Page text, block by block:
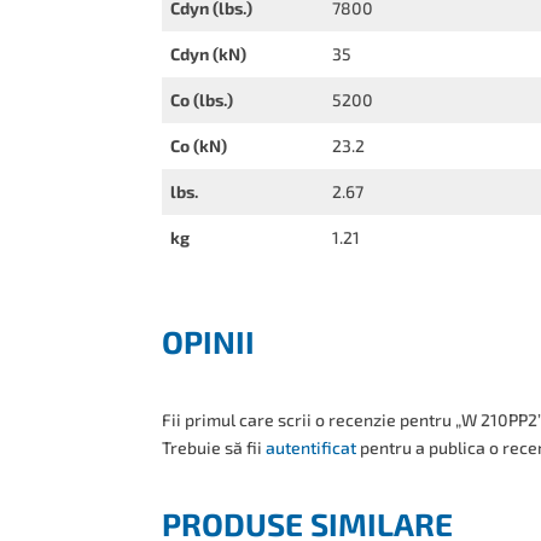
Cdyn (lbs.) 7800
Cdyn (kN) 35
Co (lbs.) 5200
Co (kN) 23.2
lbs. 2.67
kg 1.21
OPINII
Fii primul care scrii o recenzie pentru „W
Trebuie să fiiautentificat pentru a publica o
PRODUSE SIMILARE